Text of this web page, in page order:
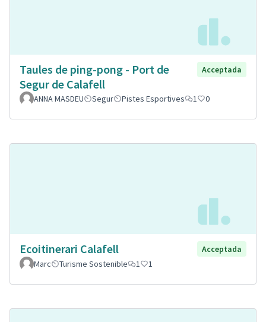
Taules de ping-pong - Port de
Segur de Calafell
Acceptada
ANNA MASDEU Segur Pistes Esportives 1 0
Ecoitinerari Calafell
Acceptada
Marc
Turisme Sostenible 1 1